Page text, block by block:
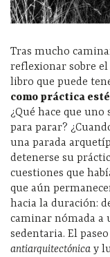
Tras mucho
reflexionar sobre
libro que puede
como práctica
¿Qué hace que
para parar?
una parada
detenerse su
cuestiones que
que aún
hacia la duración:
caminar nómada a
sedentaria. El
antiarquitectónica y